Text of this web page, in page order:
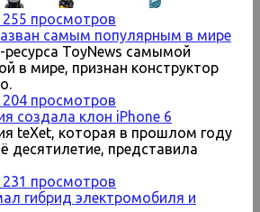
255 просмотров
самым популярным в мире
ресурса ToyNews самымой
в мире, признан конструктор
204 просмотров
создала клон iPhone 6
teXet, которая в прошлом году
десятилетие, представила
231 просмотров
гибрид электромобиля и